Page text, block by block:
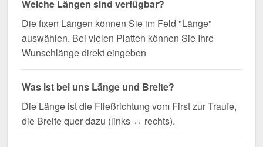
Welche Längen sind verfügbar?
Die fixen Längen können Sie im Feld "Länge"
auswählen. Bei vielen Platten können Sie Ihre
Wunschlänge direkt eingeben
Was ist bei uns Länge und Breite?
Die Länge ist die Fließrichtung vom First zur Traufe,
die Breite quer dazu (links ↔ rechts).